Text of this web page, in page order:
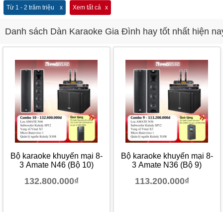
Từ 1 - 2 trăm triệu Xem tất cả
Danh sách Dàn Karaoke Gia Đình hay tốt nhất hiện
Bộ karaoke khuyến mại 8-
3 Amate N46 (Bộ 10)
132.800.000₫
Bộ karaoke khuyến mại 8-
3 Amate N36 (Bộ 9)
113.200.000₫